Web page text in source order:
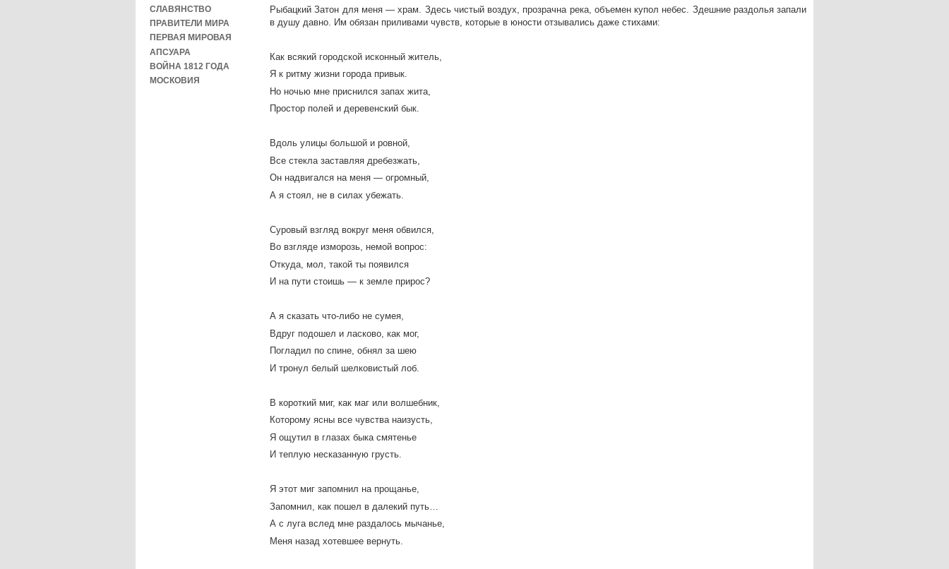
СЛАВЯНСТВО
ПРАВИТЕЛИ МИРА
ПЕРВАЯ МИРОВАЯ
АПСУАРА
ВОЙНА 1812 ГОДА
МОСКОВИЯ
Рыбацкий Затон для меня — храм. Здесь чистый воздух, прозрачна река, объемен купол небес. Здешние раздолья запали
в душу давно. Им обязан приливами чувств, которые в юности отзывались даже стихами:
Как всякий городской исконный житель,
Я к ритму жизни города привык.
Но ночью мне приснился запах жита,
Простор полей и деревенский бык.
Вдоль улицы большой и ровной,
Все стекла заставляя дребезжать,
Он надвигался на меня — огромный,
А я стоял, не в силах убежать.
Суровый взгляд вокруг меня обвился,
Во взгляде изморозь, немой вопрос:
Откуда, мол, такой ты появился
И на пути стоишь — к земле прирос?
А я сказать что-либо не сумея,
Вдруг подошел и ласково, как мог,
Погладил по спине, обнял за шею
И тронул белый шелковистый лоб.
В короткий миг, как маг или волшебник,
Которому ясны все чувства наизусть,
Я ощутил в глазах быка смятенье
И теплую несказанную грусть.
Я этот миг запомнил на прощанье,
Запомнил, как пошел в далекий путь…
А с луга вслед мне раздалось мычанье,
Меня назад хотевшее вернуть.